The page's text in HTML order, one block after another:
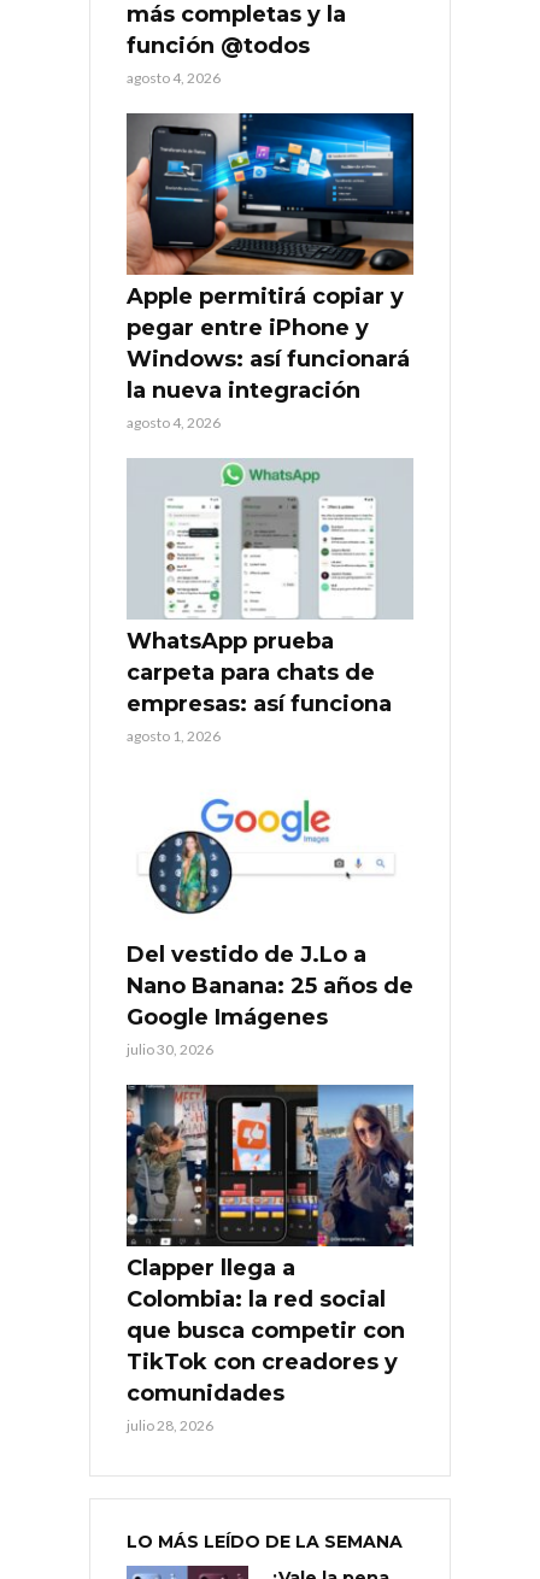
más completas y la
función @todos
agosto 4, 2026
Apple permitirá copiar y
pegar entre iPhone y
Windows: así funcionará
la nueva integración
agosto 4, 2026
WhatsApp prueba
carpeta para chats de
empresas: así funciona
agosto 1, 2026
Del vestido de J.Lo a
Nano Banana: 25 años de
Google Imágenes
julio 30, 2026
Clapper llega a
Colombia: la red social
que busca competir con
TikTok con creadores y
comunidades
julio 28, 2026
LO MÁS LEÍDO DE LA SEMANA